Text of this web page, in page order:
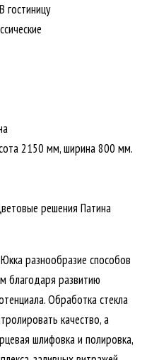
гостиницу
2150 мм, ширина 800 мм.
решения Патина
разнообразие способов
благодаря развитию
Обработка стекла
качество, а
шлифовка и полировка,